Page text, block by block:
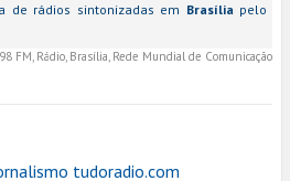
de rádios sintonizadas em Brasília pelo
FM, Rádio, Brasília, Rede Mundial de Comunicação
tudoradio.com